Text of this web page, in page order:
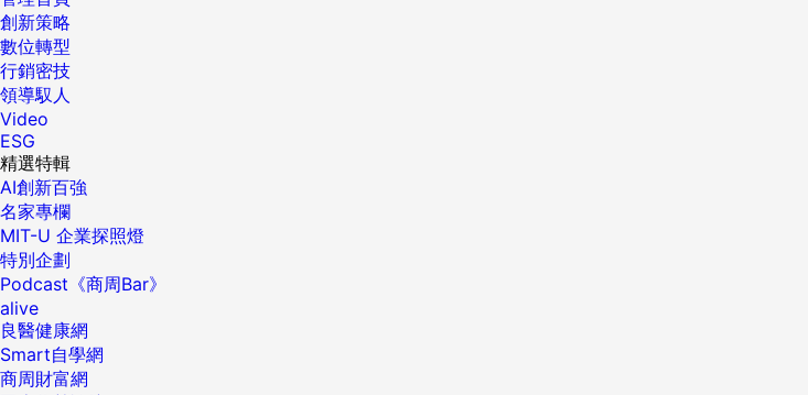
創新策略
數位轉型
行銷密技
領導馭人
Video
ESG
精選特輯
AI創新百強
名家專欄
MIT-U 企業探照燈
特別企劃
Podcast《商周Bar》
alive
良醫健康網
Smart自學網
商周財富網